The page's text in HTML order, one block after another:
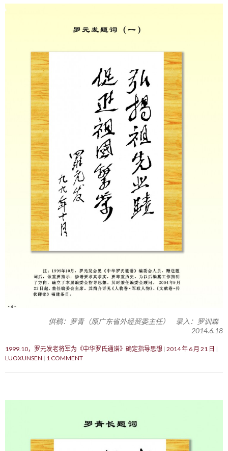
供稿：罗青（原广东省外经贸委主任） 录入：罗训森
2014.6.18
1999.10，罗元发老将军为《中华罗氏通谱》确定指导思想 2014 年 6 月 21 日
LUOXUNSEN
1 COMMENT